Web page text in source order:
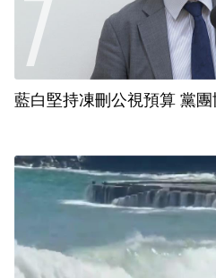
藍白堅持凍刪公視預算 黨